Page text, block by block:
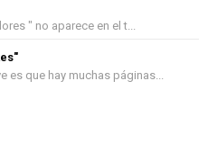
" no aparece en el t...
es que hay muchas páginas...